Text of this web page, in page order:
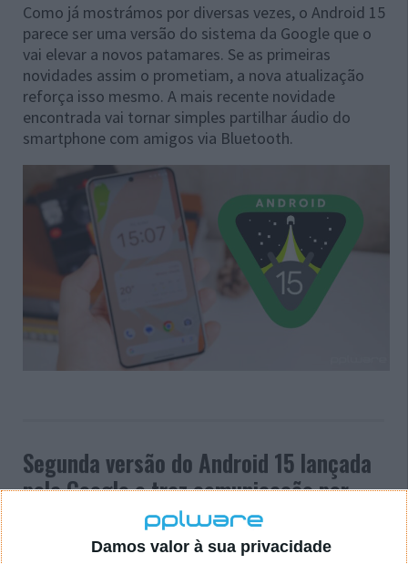
Damos valor à sua privacidade
Como já mostrámos por diversas vezes, o Android 15
parece ser uma versão do sistema da Google que o
vai elevar a novos patamares. Se as primeiras
novidades assim o prometiam, a nova atualização
reforça isso mesmo. A mais recente novidade
encontrada vai tornar simples partilhar áudio do
smartphone com amigos via Bluetooth.
Segunda versão do Android 15 lançada
pela Google e traz comunicação por
ANDROID